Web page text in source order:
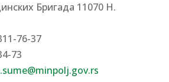
Бригада 11070 Н.
76-37
73